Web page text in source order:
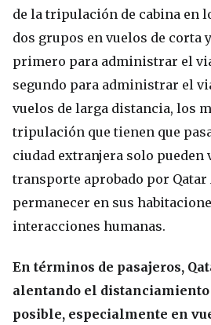
de la tripulación de cabina en
dos grupos en vuelos de corta
primero para administrar el
segundo para administrar el
vuelos de larga distancia, los
tripulación que tienen que
ciudad extranjera solo pueden
transporte aprobado por Qatar
permanecer en sus
interacciones humanas.
En términos de pasajeros,
alentando el distanciamiento
posible, especialmente en